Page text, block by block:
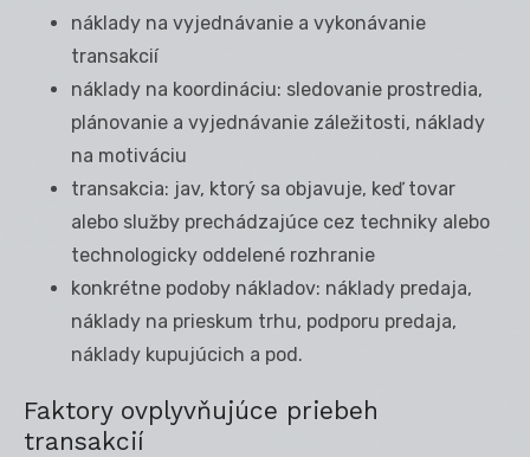
náklady na vyjednávanie a vykonávanie
transakcií
náklady na koordináciu: sledovanie prostredia,
plánovanie a vyjednávanie záležitosti, náklady
na motiváciu
transakcia: jav, ktorý sa objavuje, keď tovar
alebo služby prechádzajúce cez techniky alebo
technologicky oddelené rozhranie
konkrétne podoby nákladov: náklady predaja,
náklady na prieskum trhu, podporu predaja,
náklady kupujúcich a pod.
Faktory ovplyvňujúce priebeh
transakcií